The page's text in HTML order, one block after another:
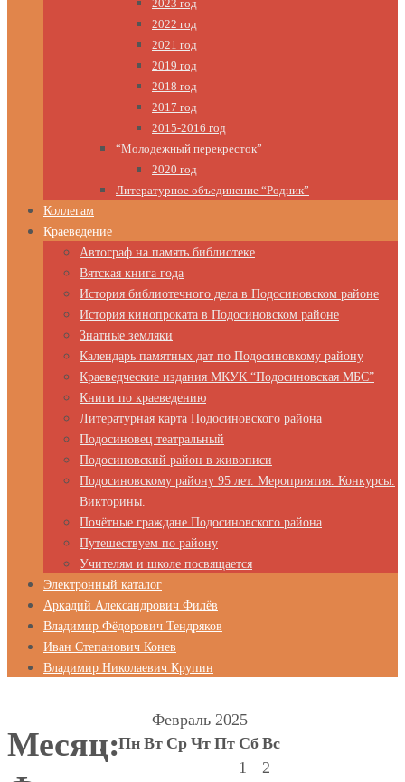
2023 год
2022 год
2021 год
2019 год
2018 год
2017 год
2015-2016 год
“Молодежный перекресток”
2020 год
Литературное объединение “Родник”
Коллегам
Краеведение
Автограф на память библиотеке
Вятская книга года
История библиотечного дела в Подосиновском районе
История кинопроката в Подосиновском районе
Знатные земляки
Календарь памятных дат по Подосиновкому району
Краеведческие издания МКУК “Подосиновская МБС”
Книги по краеведению
Литературная карта Подосиновского района
Подосиновец театральный
Подосиновский район в живописи
Подосиновскому району 95 лет. Мероприятия. Конкурсы.
Викторины.
Почётные граждане Подосиновского района
Путешествуем по району
Учителям и школе посвящается
Электронный каталог
Аркадий Александрович Филёв
Владимир Фёдорович Тендряков
Иван Степанович Конев
Владимир Николаевич Крупин
Месяц:
Февраль 2025
Пн Вт Ср Чт Пт Сб Вс
1
2